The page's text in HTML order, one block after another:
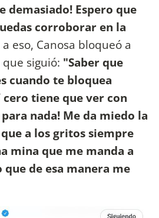
demasiado! Espero que
corroborar en la
eso, Canosa bloqueó a
que siguió: "Saber que
cuando te bloquea
cero tiene que ver con
nada! Me da miedo la
a los gritos siempre
mina que me manda a
de esa manera me